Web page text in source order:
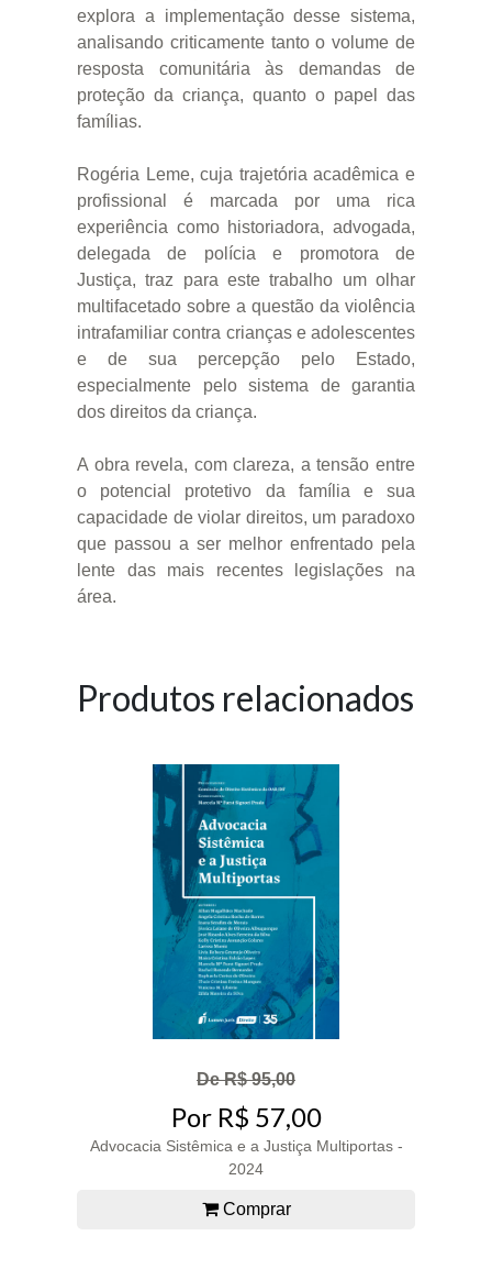
explora a implementação desse sistema,
analisando criticamente tanto o volume de
resposta comunitária às demandas de
proteção da criança, quanto o papel das
famílias.
Rogéria Leme, cuja trajetória acadêmica e
profissional é marcada por uma rica
experiência como historiadora, advogada,
delegada de polícia e promotora de
Justiça, traz para este trabalho um olhar
multifacetado sobre a questão da violência
intrafamiliar contra crianças e adolescentes
e de sua percepção pelo Estado,
especialmente pelo sistema de garantia
dos direitos da criança.
A obra revela, com clareza, a tensão entre
o potencial protetivo da família e sua
capacidade de violar direitos, um paradoxo
que passou a ser melhor enfrentado pela
lente das mais recentes legislações na
área.
Produtos relacionados
De R$ 95,00
Por R$ 57,00
Advocacia Sistêmica e a Justiça Multiportas -
2024
Comprar